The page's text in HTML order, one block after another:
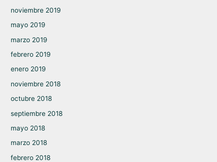
noviembre 2019
mayo 2019
marzo 2019
febrero 2019
enero 2019
noviembre 2018
octubre 2018
septiembre 2018
mayo 2018
marzo 2018
febrero 2018